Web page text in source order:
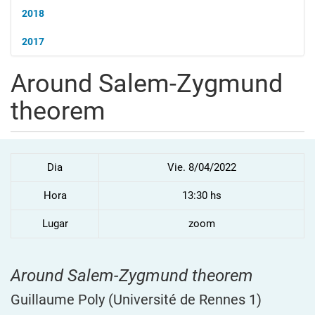
2018
2017
Around Salem-Zygmund
theorem
Dia Vie. 8/04/2022
Hora 13:30 hs
Lugar zoom
Around Salem-Zygmund theorem
Guillaume Poly (Université de Rennes 1)